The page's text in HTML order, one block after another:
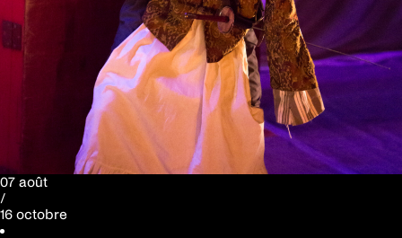
07 août
/
16 octobre